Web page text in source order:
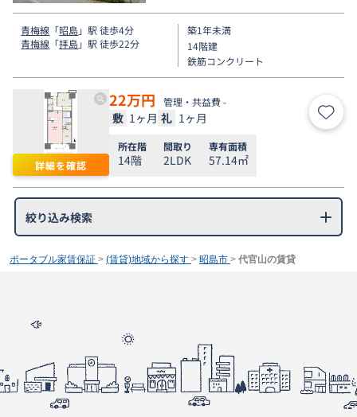
青梅線 「昭島」駅 徒歩4分
青梅線 「拝島」駅 徒歩22分
築1年未満
14階建
鉄筋コンクリート
詳細を確認
22万円 管理・共益費 -
敷 1ヶ月 礼 1ヶ月 お気
所在階
14階
間取り
2LDK
専有面積
57.14㎡
絞り込み検索
ポータブル家賃保証 > (賃貸)地域から探す > 昭島市 > 代官山の賃貸